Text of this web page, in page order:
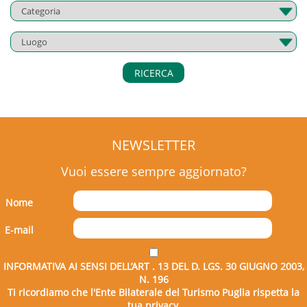
8 ore
MODULO 2 – Formazione sui rischi specifici
Rischi specifici per mansione
Misure di prevenzione e protezione specifiche
La trattazione dei rischi sopra indicati sarà declinata
RICERCA
NEWSLETTER
Vuoi essere sempre aggiornato?
Nome
E-mail
INFORMATIVA AI SENSI DELL’ART . 13 DEL D. LGS. 30 GIUGNO 2003,
N. 196
Ti ricordiamo che l'Ente Bilaterale del Turismo Puglia rispetta la